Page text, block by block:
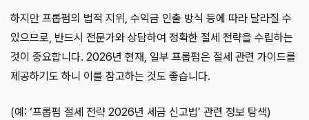
하지만 프롭펌의 법적 지위, 수익금 인출 방식 등에 따라 달라질 수
있으므로, 반드시 전문가와 상담하여 정확한 절세 전략을 수립하는
것이 중요합니다. 2026년 현재, 일부 프롭펌은 절세 관련 가이드를
제공하기도 하니 이를 참고하는 것도 좋습니다.
(예: ‘프롭펌 절세 전략 2026년 세금 신고법’ 관련 정보 탐색)